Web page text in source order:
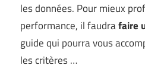
les données. Pour mieux
performance, il faudrafaire
guide qui pourra vous
les critères …